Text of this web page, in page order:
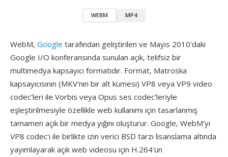
WEBM MP4
WebM, Google tarafından geliştirilen ve Mayıs 2010'daki
Google I/O konferansında sunulan açık, telifsiz bir
multimedya kapsayıcı formatıdır. Format, Matroska
kapsayıcısının (MKV'nın bir alt kümesi) VP8 veya VP9 video
codec'leri ile Vorbis veya Opus ses codec'leriyle
eşleştirilmesiyle özellikle web kullanımı için tasarlanmış
tamamen açık bir medya yığını oluşturur. Google, WebM'yı
VP8 codec'ı ile birlikte izin verici BSD tarzı lisanslama altında
yayımlayarak açık web videosu için H.264'ün